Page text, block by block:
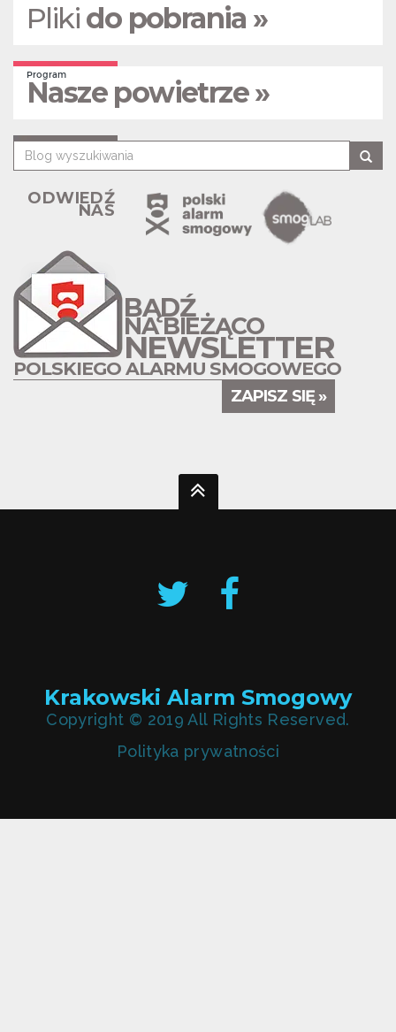
Pliki do pobrania »
Program
Nasze powietrze »
ODWIEDŹ
NAS
BĄDŹ
NA BIEŻĄCO
NEWSLETTER
POLSKIEGO ALARMU SMOGOWEGO
ZAPISZ SIĘ »
Krakowski Alarm Smogowy
Copyright © 2019 All Rights Reserved.
Polityka prywatności